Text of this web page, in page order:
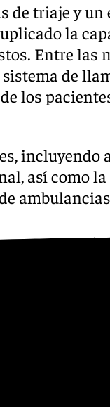
de triaje y un
la
Entre las
de
los
incluyendo
así como
especial
un ambiente
mejor
la propia